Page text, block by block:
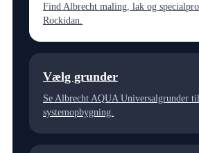
Find Albrecht maling, lak og
Rockidan.
Vælg grunder
Se Albrecht AQUA Universalgrunder til
systemopbygning.